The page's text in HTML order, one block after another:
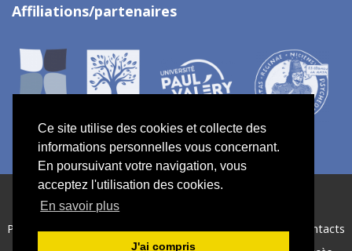
Ce site utilise des cookies et collecte des
informations personnelles vous concernant.
En poursuivant votre navigation, vous
acceptez l'utilisation des cookies.
En savoir plus
J'ai compris
Affiliations/partenaires
ISSN électronique 2967-7734
Plan du site—Politique de confidentialité—Crédits—
Contacts